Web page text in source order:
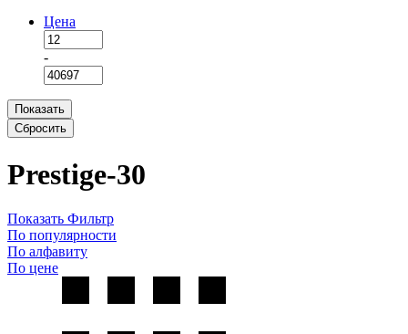
Цена
-
Показать
Сбросить
Prestige-30
Показать Фильтр
По популярности
По алфавиту
По цене